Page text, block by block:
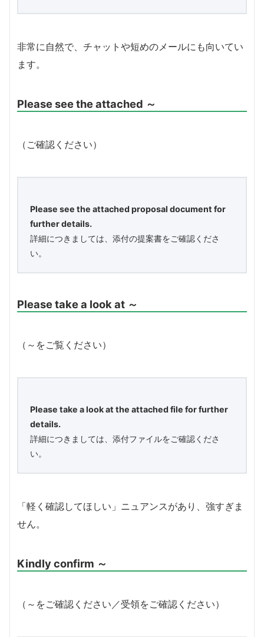
非常に自然で、チャットや短めのメールにも向いてい
ます。
Please see the attached ～
（ご確認ください）
Please see the attached proposal document for
further details.
詳細につきましては、添付の提案書をご確認くださ
い。
Please take a look at ～
（～をご覧ください）
Please take a look at the attached file for further
details.
詳細につきましては、添付ファイルをご確認くださ
い。
「軽く確認してほしい」ニュアンスがあり、強すぎま
せん。
Kindly confirm ～
（～をご確認ください／受領をご確認ください）